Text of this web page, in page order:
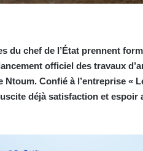
du chef de l’État prennent
officiel des travaux
Ntoum. Confié à l’entreprise «
déjà satisfaction et